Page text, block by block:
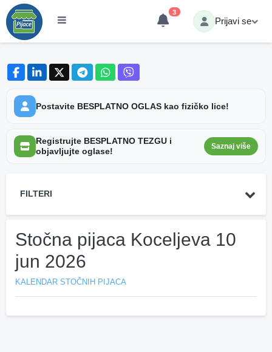
3
Prijavi se
Postavite BESPLATNO OGLAS kao fizičko lice!
Registrujte BESPLATNO TEZGU i
objavljujte oglase!
Saznaj više
FILTERI
Stočna pijaca Koceljeva 10
jun 2026
KALENDAR STOČNIH PIJACA